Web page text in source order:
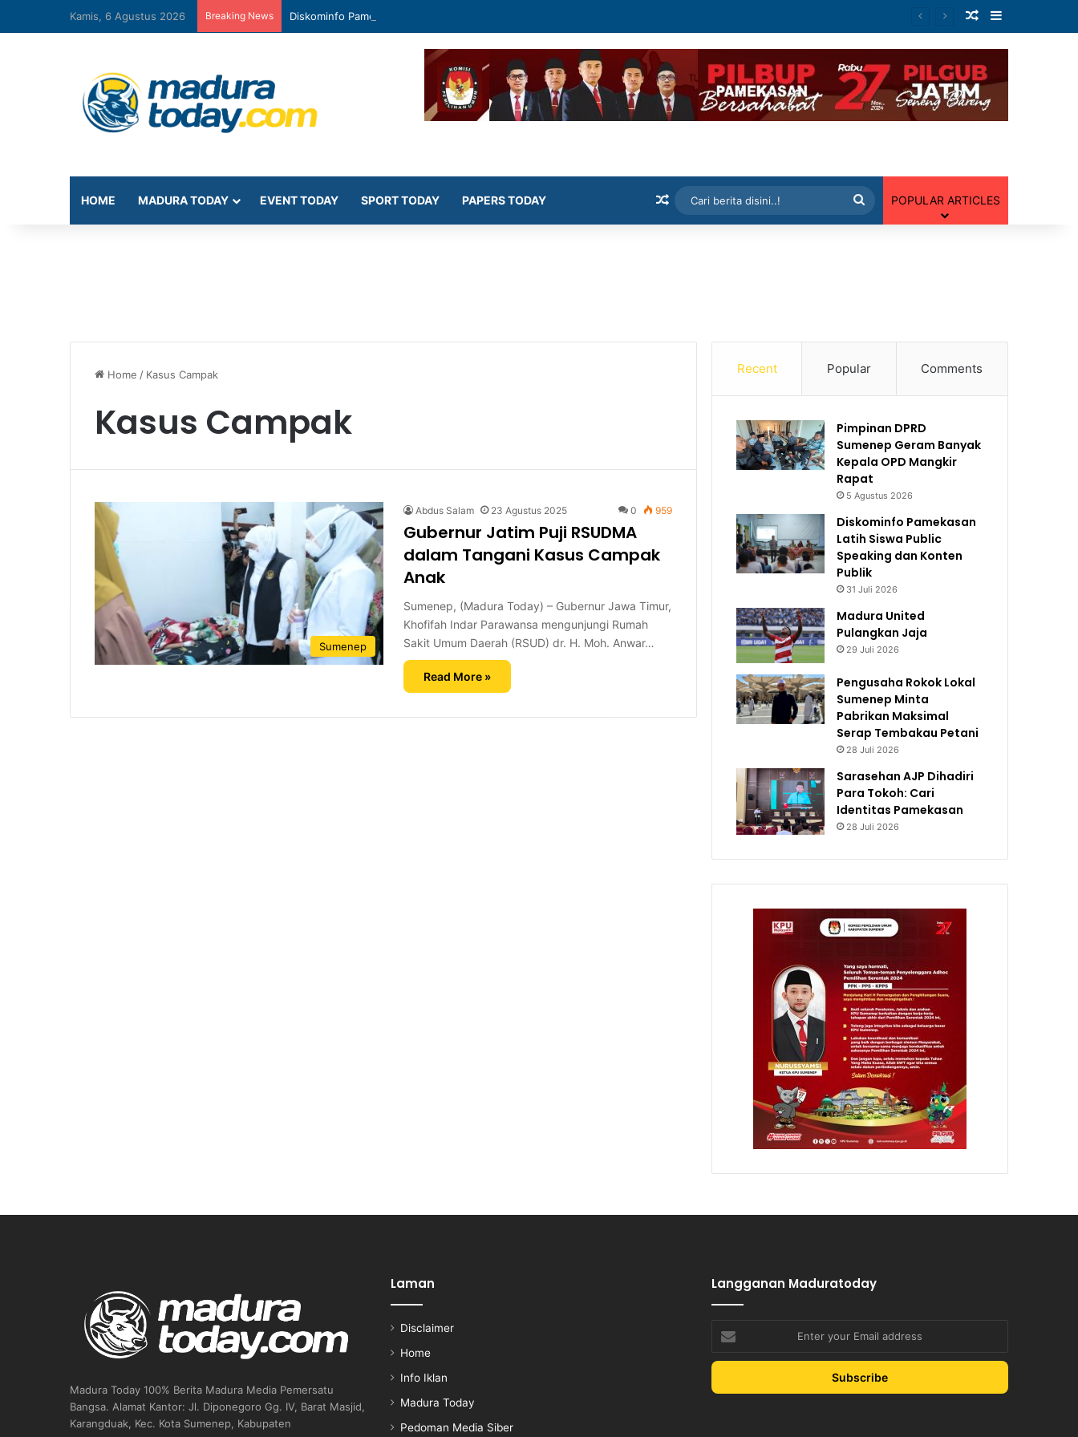
Kamis, 6 Agustus 2026 Breaking News Diskominfo Pamekasan Latih Siswa Public Speaking dan Konten Publik Artikel Random
HOME MADURA TODAY EVENT TODAY SPORT TODAY PAPERS TODAY Artikel Random
berita
POPULAR ARTICLES
Home / Kasus Campak
Kasus Campak
Sumenep
Abdus Salam 23 Agustus 2025 0 959
Gubernur Jatim Puji RSUDMA
dalam Tangani Kasus Campak
Anak
Sumenep, (Madura Today) – Gubernur Jawa Timur,
Khofifah Indar Parawansa mengunjungi Rumah
Sakit Umum Daerah (RSUD) dr. H. Moh. Anwar…
Read More »
Recent Popular Comments
Pimpinan DPRD
Sumenep Geram Banyak
Kepala OPD Mangkir
Rapat
5 Agustus 2026
Diskominfo Pamekasan
Latih Siswa Public
Speaking dan Konten
Publik
31 Juli 2026
Madura United
Pulangkan Jaja
29 Juli 2026
Pengusaha Rokok Lokal
Sumenep Minta
Pabrikan Maksimal
Serap Tembakau Petani
28 Juli 2026
Sarasehan AJP Dihadiri
Para Tokoh: Cari
Identitas Pamekasan
28 Juli 2026
Madura Today 100% Berita Madura Media Pemersatu
Bangsa. Alamat Kantor: Jl. Diponegoro Gg. IV, Barat Masjid,
Karangduak, Kec. Kota Sumenep, Kabupaten
Laman
Disclaimer
Home
Info Iklan
Madura Today
Pedoman Media Siber
Langganan Maduratoday
your
Email